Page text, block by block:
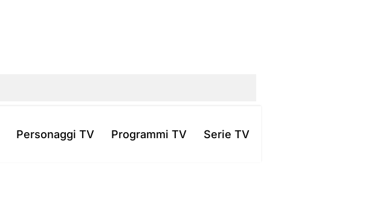
Personaggi TV Programmi TV Serie TV